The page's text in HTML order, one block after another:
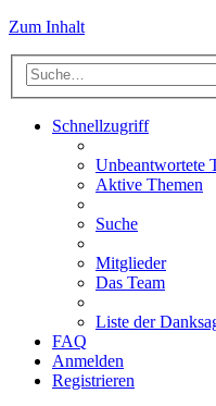
Zum Inhalt
Schnellzugriff
Unbeantwortete
Aktive Themen
Suche
Mitglieder
Das Team
Liste der
FAQ
Anmelden
Registrieren